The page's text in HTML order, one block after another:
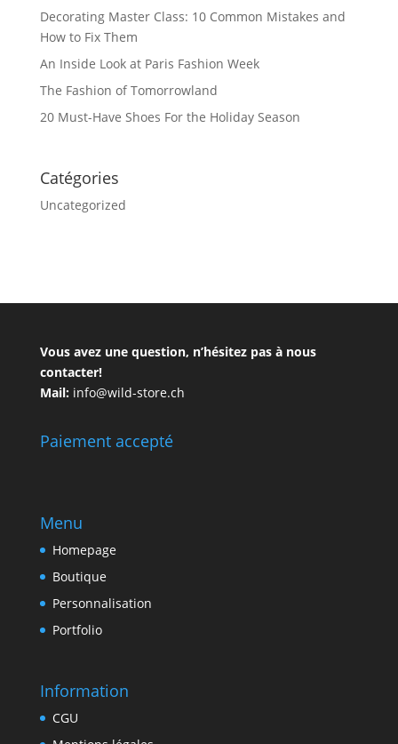
Decorating Master Class: 10 Common Mistakes and
How to Fix Them
An Inside Look at Paris Fashion Week
The Fashion of Tomorrowland
20 Must-Have Shoes For the Holiday Season
Catégories
Uncategorized
Vous avez une question, n’hésitez pas à nous
contacter!
Mail:info@wild-store.ch
Paiement accepté
Menu
Homepage
Boutique
Personnalisation
Portfolio
Information
CGU